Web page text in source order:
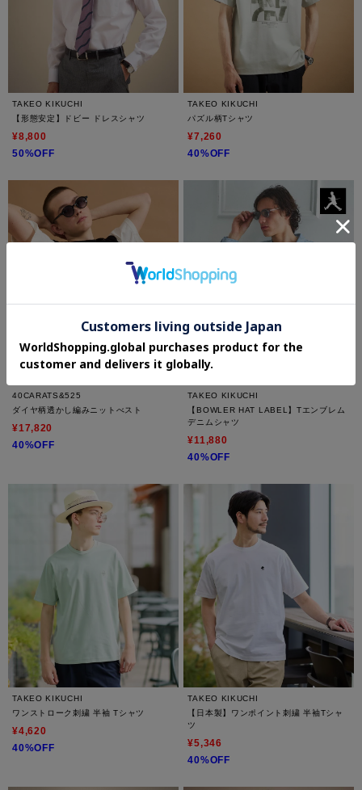
TAKEO KIKUCHI
【形態安定】ドビー ドレスシャツ
¥8,800
50%OFF
TAKEO KIKUCHI
パズル柄Tシャツ
¥7,260
40%OFF
40CARATS&525
ダイヤ柄透かし編みニットべスト
¥17,820
40%OFF
TAKEO KIKUCHI
【BOWLER HAT LABEL】Tエンブレム
デニムシャツ
¥11,880
40%OFF
TAKEO KIKUCHI
ワンストローク刺繍 半袖 Tシャツ
¥4,620
40%OFF
TAKEO KIKUCHI
【日本製】ワンポイント刺繍 半袖Tシャ
ツ
¥5,346
40%OFF